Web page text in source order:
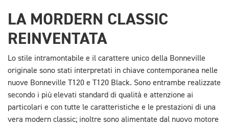
LA MORDERN CLASSIC
REINVENTATA
Lo stile intramontabile e il carattere unico della Bonneville
originale sono stati interpretati in chiave contemporanea nelle
nuove Bonneville T120 e T120 Black. Sono entrambe realizzate
secondo i più elevati standard di qualità e attenzione ai
particolari e con tutte le caratteristiche e le prestazioni di una
vera modern classic; inoltre sono alimentate dal nuovo motore